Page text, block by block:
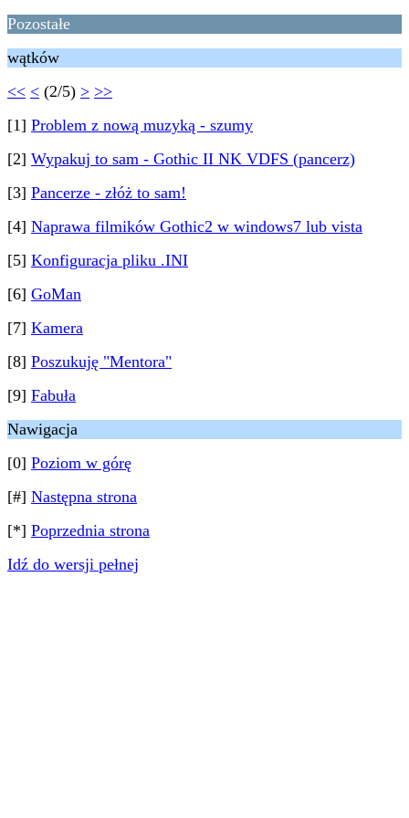
Pozostałe
wątków
<< < (2/5) > >>
[1] Problem z nową muzyką - szumy
[2] Wypakuj to sam - Gothic II NK VDFS (pancerz)
[3] Pancerze - złóż to sam!
[4] Naprawa filmików Gothic2 w windows7 lub vista
[5] Konfiguracja pliku .INI
[6] GoMan
[7] Kamera
[8] Poszukuję "Mentora"
[9] Fabuła
Nawigacja
[0] Poziom w górę
[#] Następna strona
[*] Poprzednia strona
Idź do wersji pełnej